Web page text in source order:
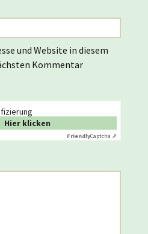
und Website in diesem
Kommentar
Hier klicken
FriendlyCaptcha ⇗